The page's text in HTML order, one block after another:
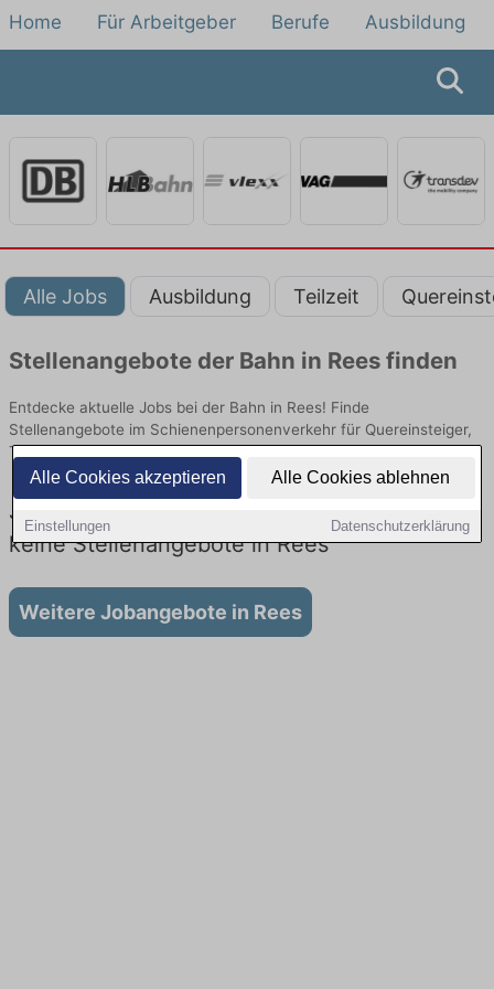
Alle Cookies akzeptieren Alle Cookies ablehnen
Einstellungen Datenschutzerklärung
Home Für Arbeitgeber Berufe Ausbildung
Alle Jobs Ausbildung Teilzeit
Stellenangebote der Bahn in Rees finden
Entdecke aktuelle Jobs bei der Bahn in Rees! Finde
Stellenangebote im Schienenpersonenverkehr für Quereinsteiger,
Teilzeit oder Ausbildung.
Jobs bei der Bahn in Rees: Aktuell gibt es
keine Stellenangebote in Rees
Weitere Jobangebote in Rees